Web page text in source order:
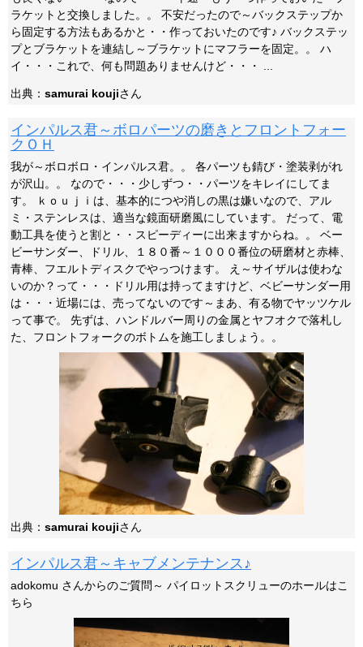
ラケットと交換しました。。 不安だったので～バックステップか
ら固定する方法もあるかと・・作っておいたのです♪ バックステッ
プとブラケットを連結し～ブラケットにマフラーを固定。。 ハ
イ・・・これで、何も問題ありませんけど・・・ ...
出典： samurai koujiさん
インパルス君～ボロパーツの磨きとフロントフォー
クＯＨ
我が～ボロボロ・インパルス君。。 各パーツも錆び・塗装剥がれ
が沢山。。 なので・・・少しずつ・・パーツをキレイにしてま
す。 ｋｏｕｊｉは、基本的につや消しの黒は嫌いなので、アル
ミ・ステンレスは、適当な鏡面研磨風にしています。 だって、電
動工具を使うと割と・・スピーディーに出来ますからね。。 ベー
ビーサンダー、ドリル、１８０番～１０００番位の研磨材と赤棒、
青棒、フエルトディスクでやっつけます。 え～サイザルは使わな
いのか？って・・・ドリル用は持ってますけど、ベビーサンダー用
は・・・近場には、売ってないのです～まあ、有る物でヤッツケル
って事で。 先ずは、ハンドルバー周りの金属とヤフオクで落札し
た、フロントフォークのボトムを施工しましょう。。
出典： samurai koujiさん
インパルス君～キャブメンテナンス♪
adokomu さんからのご質問～ パイロットスクリューのホールはこ
ちら